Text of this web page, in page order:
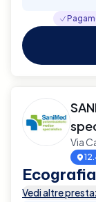
Via
Vedi altre